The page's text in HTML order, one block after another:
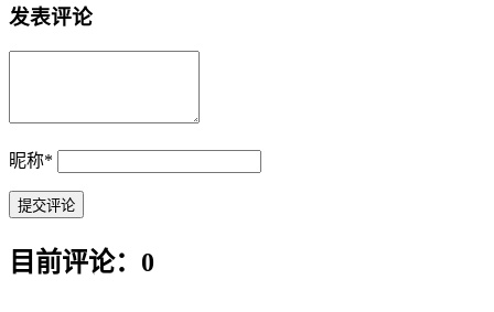
发表评论
昵称*
目前评论：0